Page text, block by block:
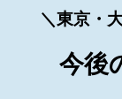
＼東京・
今後